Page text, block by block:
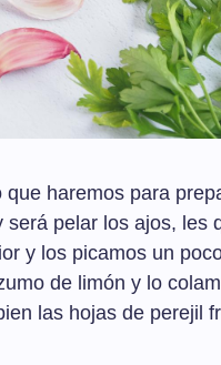
que haremos para
será pelar los ajos, les
y los picamos un
de limón y lo
las hojas de perejil